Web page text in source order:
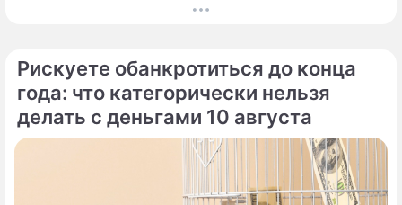
Роскошная жизнь в Центральной Америке и
трагедией для экс-возлюбленного актрисы
Равшаны Курковой.
Рискуете обанкротиться до конца
года: что категорически нельзя
делать с деньгами 10 августа